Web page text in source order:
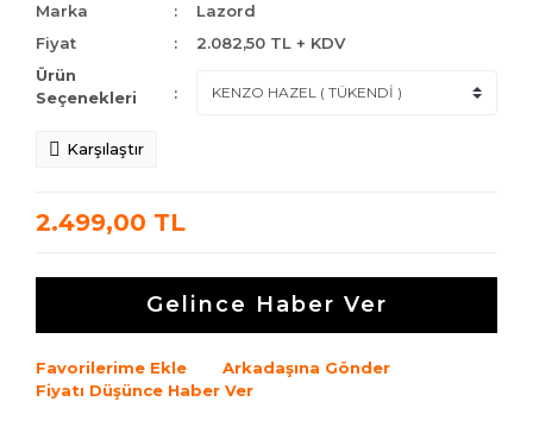
Marka
Lazord
Fiyat
2.082,50 TL + KDV
Ürün
Seçenekleri
Karşılaştır
2.499,00 TL
Gelince Haber Ver
Favorilerime Ekle
Arkadaşına Gönder
Fiyatı Düşünce Haber Ver